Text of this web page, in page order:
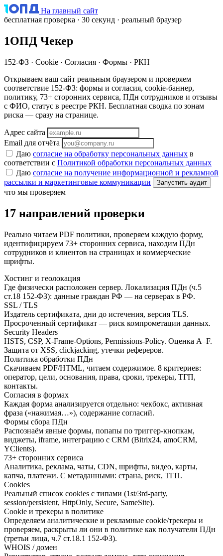
На главный сайт
бесплатная проверка · 30 секунд · реальный браузер
1ОПД Чекер
152-ФЗ · Cookie · Согласия · Формы · РКН
Открываем ваш сайт реальным браузером и проверяем
соответствие 152-ФЗ: формы и согласия, cookie-баннер,
политику, 73+ сторонних сервиса, ПДн сотрудников и отзывы
с ФИО, статус в реестре РКН. Бесплатная сводка по зонам
риска — сразу на странице.
Адрес сайта
Email для отчёта
Даю согласие на обработку персональных данных в
соответствии с Политикой обработки персональных данных
Даю согласие на получение информационной и рекламной
рассылки и маркетинговые коммуникации
Запустить аудит
что мы проверяем
17 направлений проверки
Реально читаем PDF политики, проверяем каждую форму,
идентифицируем 73+ сторонних сервиса, находим ПДн
сотрудников и клиентов на страницах и коммерческие
шрифты.
Хостинг и геолокация
Где физически расположен сервер. Локализация ПДн (ч.5
ст.18 152-ФЗ): данные граждан РФ — на серверах в РФ.
SSL / TLS
Издатель сертификата, дни до истечения, версия TLS.
Просроченный сертификат — риск компрометации данных.
Security Headers
HSTS, CSP, X-Frame-Options, Permissions-Policy. Оценка A–F.
Защита от XSS, clickjacking, утечки рефереров.
Политика обработки ПДн
Скачиваем PDF/HTML, читаем содержимое. 8 критериев:
оператор, цели, основания, права, сроки, трекеры, ТГП,
контакты.
Согласия в формах
Каждая форма анализируется отдельно: чекбокс, активная
фраза («нажимая…»), содержание согласий.
Формы сбора ПДн
Распознаём явные формы, попапы по триггер-кнопкам,
виджеты, iframe, интеграцию с CRM (Bitrix24, amoCRM,
YClients).
73+ сторонних сервиса
Аналитика, реклама, чаты, CDN, шрифты, видео, карты,
капча, платежи. С метаданными: страна, риск, ТГП.
Cookies
Реальный список cookies с типами (1st/3rd-party,
session/persistent, HttpOnly, Secure, SameSite).
Cookie и трекеры в политике
Определяем аналитические и рекламные cookie/трекеры и
проверяем, раскрыты ли они в политике как получатели ПДн
(третьи лица, ч.7 ст.18.1 152-ФЗ).
WHOIS / домен